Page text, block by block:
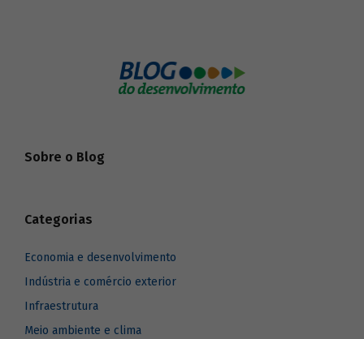
Sobre o Blog
Categorias
Economia e desenvolvimento
Indústria e comércio exterior
Infraestrutura
Meio ambiente e clima